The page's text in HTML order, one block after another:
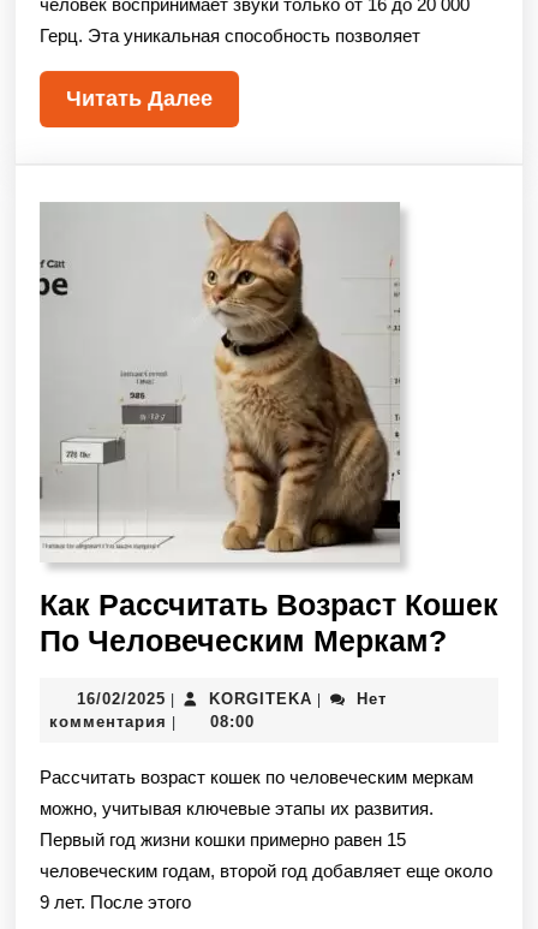
Герц. Эта уникальная способность позволяет
Читать Далее
Как Рассчитать Возраст Кошек
По Человеческим Меркам?
16/02/2025 | KORGITEKA |
Нет
комментария | 08:00
Рассчитать возраст кошек по человеческим меркам
можно, учитывая ключевые этапы их развития.
Первый год жизни кошки примерно равен 15
человеческим годам, второй год добавляет еще около
9 лет. После этого